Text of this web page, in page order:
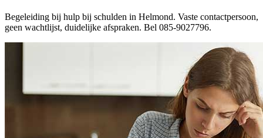
Begeleiding bij hulp bij schulden in Helmond. Vaste contactpersoon,
geen wachtlijst, duidelijke afspraken. Bel 085-9027796.